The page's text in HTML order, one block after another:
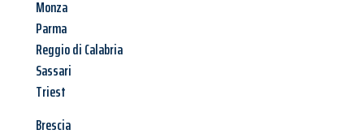
Monza
Parma
Reggio di Calabria
Sassari
Triest
Brescia